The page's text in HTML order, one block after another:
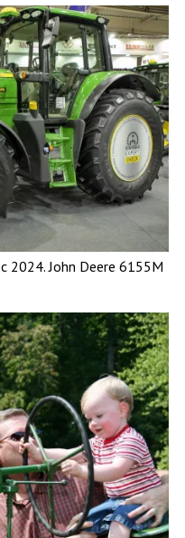
2024. John Deere 6155M